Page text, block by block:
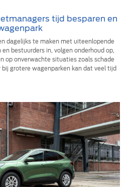
tijd besparen en
dagelijks te maken met uiteenlopende
bestuurders in, volgen onderhoud op,
op onverwachte situaties zoals schade
grotere wagenparken kan dat veel tijd